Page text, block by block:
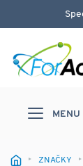
MENU
ZNAČKY